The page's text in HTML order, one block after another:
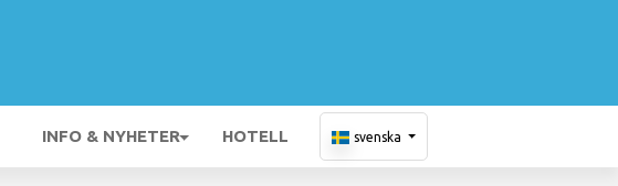
INFO & NYHETER HOTELL svenska